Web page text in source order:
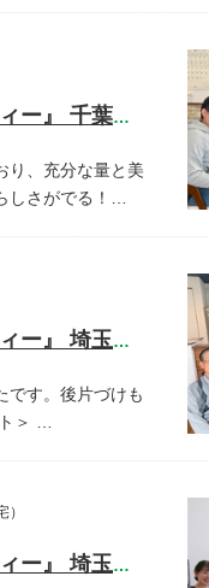
開催しました! 『新築お披露目パーティー』 千葉県松戸市 S様宅
り、充分な量と美
しさがでる！…
開催しました! 『新築お披露目パーティー』 埼玉県三郷市 T様宅
です。後片づけも
＞
開催しました! 『新築お披露目パーティー』 埼玉県さいたま市 M様宅